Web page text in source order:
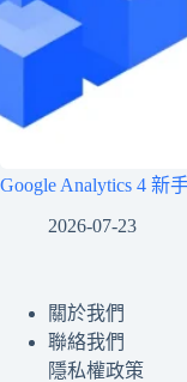
Google Analytics 4 新
2026-07-23
關於我們
聯絡我們
隱私權政策